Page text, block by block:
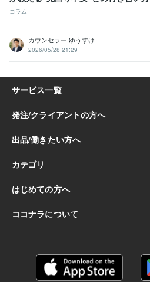
コラム
カウンセラー ゆうすけ
2026/05/28 21:29